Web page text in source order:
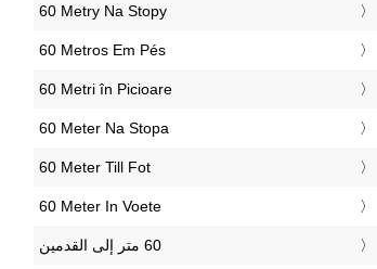
‎60 Metry Na Stopy
‎60 Metros Em Pés
‎60 Metri în Picioare
‎60 Meter Na Stopa
‎60 Meter Till Fot
‎60 Meter In Voete